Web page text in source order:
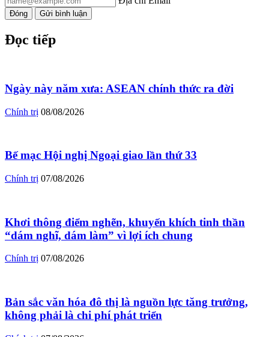
Đóng Gửi bình luận
Đọc tiếp
Ngày này năm xưa: ASEAN chính thức ra đời
Chính trị 08/08/2026
Bế mạc Hội nghị Ngoại giao lần thứ 33
Chính trị 07/08/2026
Khơi thông điểm nghẽn, khuyến khích tinh thần
“dám nghĩ, dám làm” vì lợi ích chung
Chính trị 07/08/2026
Bản sắc văn hóa đô thị là nguồn lực tăng trưởng,
không phải là chi phí phát triển